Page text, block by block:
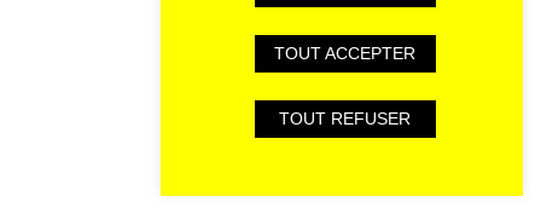
TOUT ACCEPTER
TOUT REFUSER